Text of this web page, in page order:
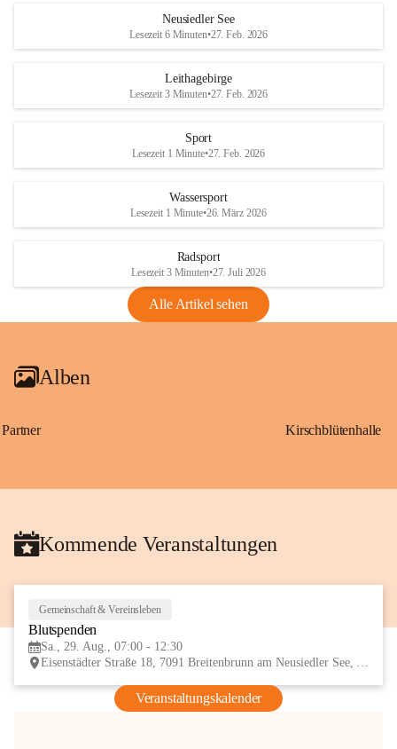
S
und den daraus folgenden wirtschaftlichen
Maßnahmen zur Bekämpfung
Rebe und der Amerikanischen
Anhang VBl. EU Nr. 18
1 Seite•1,4 MB
VBl. EU Nr. 18_2026
r
S
Neusiedler See
Lesezeit 6 Minuten•27. Feb. 2026
Leithagebirge
Lesezeit 3 Minuten•27. Feb. 2026
Sport
Lesezeit 1 Minute•27. Feb. 2026
Wassersport
Lesezeit 1 Minute•26. März 2026
Radsport
Lesezeit 3 Minuten•27. Juli 2026
Alle Artikel sehen
Alben
Partner Kirschblütenhalle
Kommende Veranstaltungen
Gemeinschaft & Vereinsleben
Blutspenden
Sa., 29. Aug., 07:00 - 12:30
Eisenstädter Straße 18, 7091 Breitenbrunn am Neusiedler See, AUT
Veranstaltungskalender